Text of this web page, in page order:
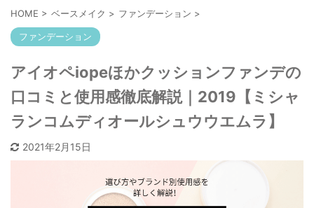
HOME > ベースメイク > ファンデーション >
ファンデーション
アイオペiopeほかクッションファンデの
口コミと使用感徹底解説｜2019【ミシャ
ランコムディオールシュウウエムラ】
2021年2月15日